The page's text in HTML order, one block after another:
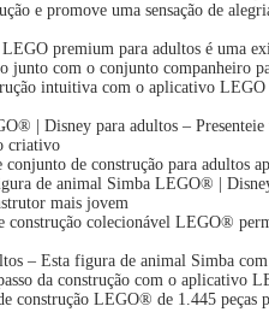
e promove uma sensação de
premium para adultos é uma
junto com o conjunto companheiro
intuitiva com o aplicativo
| Disney para adultos –
criativo
de construção para adultos
de animal Simba LEGO® |
mais jovem
construção colecionável LEGO®
– Esta figura de animal Simba
da construção com o aplicativo
construção LEGO® de 1.445